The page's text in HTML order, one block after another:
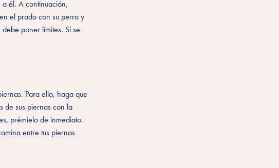
él. A continuación,
el prado con su perro y
poner límites. Si se
Para ello, haga que
de sus piernas con la
prémielo de inmediato.
entre tus piernas